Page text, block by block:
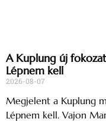
A Kuplung új
Lépnem kell
2026-08-07
Megjelent a Kuplung
Lépnem kell. Vajon